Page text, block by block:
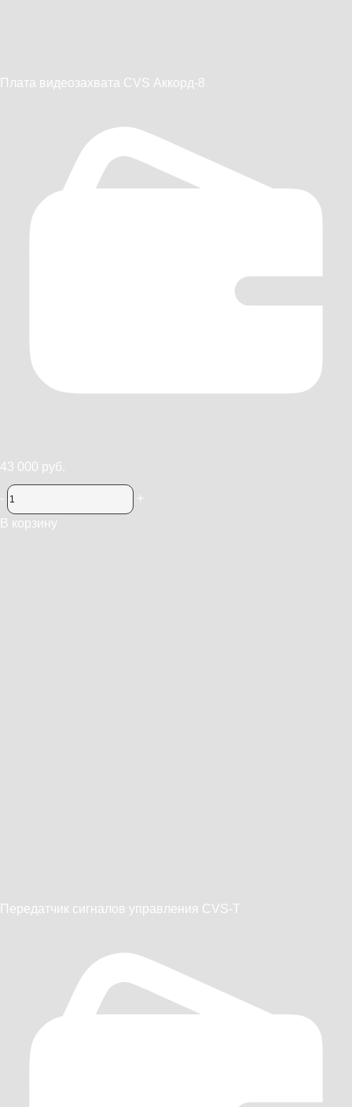
Плата видеозахвата CVS Аккорд-8
43 000 руб.
-
+
В корзину
Передатчик сигналов управления CVS-T